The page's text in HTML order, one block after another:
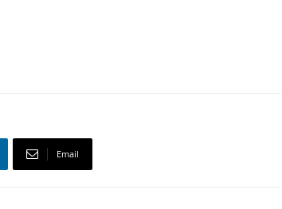
Email